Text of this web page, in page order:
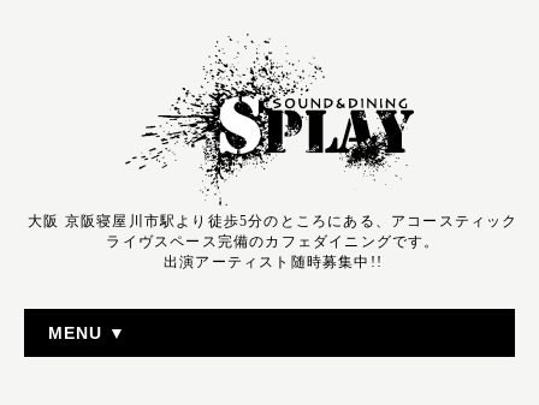
大阪 京阪寝屋川市駅より徒歩5分のところにある、アコースティック
ライヴスペース完備のカフェダイニングです。
出演アーティスト随時募集中!!
MENU ▼